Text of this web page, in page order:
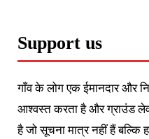
Support us
गाँव के लोग एक ईमानदार और
आश्वस्त करता है और ग्राउंड
है जो सूचना मात्र नहीं हैं